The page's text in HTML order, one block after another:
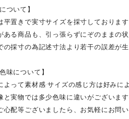
ついて】
平置きで実寸サイズを採寸しております
ある商品も、引っ張らずにぞのままの
の採寸の為記述寸法より若干の誤差が
味について】
よって素材感·サイズの感じ方は好みに
と実物では多少色味に違いがございま
心配等ございましたら、お気軽にお問